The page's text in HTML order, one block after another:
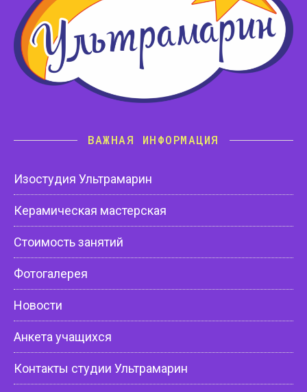
ВАЖНАЯ ИНФОРМАЦИЯ
Изостудия Ультрамарин
Керамическая мастерская
Стоимость занятий
Фотогалерея
Новости
Анкета учащихся
Контакты студии Ультрамарин